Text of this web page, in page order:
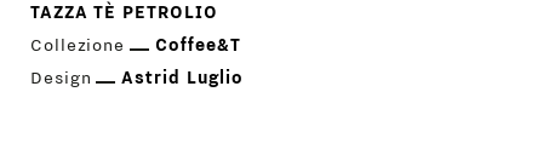
TAZZA TÈ PETROLIO
Collezione
Coffee&T
Design
Astrid Luglio